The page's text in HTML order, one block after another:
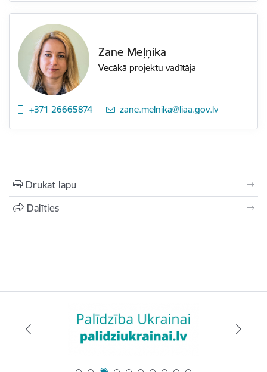
Zane Meļņika
Vecākā projektu vadītāja
+371 26665874 E-pasts:
zane.melnika@liaa.gov.lv
Drukāt lapu
Dalīties